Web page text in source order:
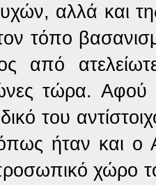
αλλά και
τόπο
από
τώρα. Αφού
του
ήταν και ο
χώρο